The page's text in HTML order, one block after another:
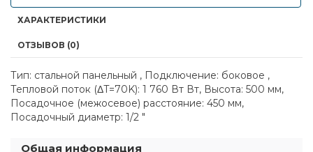
ХАРАКТЕРИСТИКИ
ОТЗЫВОВ (0)
Тип: стальной панельный , Подключение: боковое ,
Тепловой поток (ΔT=70K): 1 760 Вт Вт, Высота: 500 мм,
Посадочное (межосевое) расстояние: 450 мм,
Посадочный диаметр: 1/2 "
Общая информация